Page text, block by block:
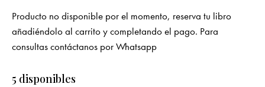
Producto no disponible por el momento, reserva tu libro
añadiéndolo al carrito y completando el pago. Para
consultas contáctanos por Whatsapp
5 disponibles